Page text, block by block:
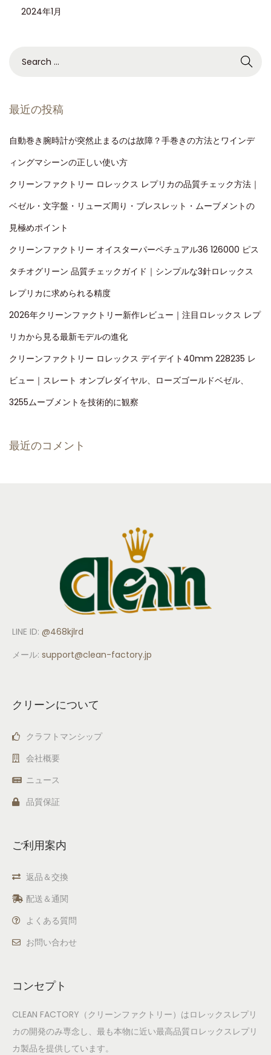
2024年1月
最近の投稿
自動巻き腕時計が突然止まるのは故障？手巻きの方法とワインデ
ィングマシーンの正しい使い方
クリーンファクトリー ロレックス レプリカの品質チェック方法｜
ベゼル・文字盤・リューズ周り・ブレスレット・ムーブメントの
見極めポイント
クリーンファクトリー オイスターパーペチュアル36 126000 ピス
タチオグリーン 品質チェックガイド｜シンプルな3針ロレックス
レプリカに求められる精度
2026年クリーンファクトリー新作レビュー｜注目ロレックス レプ
リカから見る最新モデルの進化
クリーンファクトリー ロレックス デイデイト40mm 228235 レ
ビュー｜スレート オンブレダイヤル、ローズゴールドベゼル、
3255ムーブメントを技術的に観察
最近のコメント
LINE ID: @468kjlrd
メール: support@clean-factory.jp
クリーンについて
クラフトマンシップ
会社概要
ニュース
品質保証
ご利用案内
返品＆交換
配送＆通関
よくある質問
お問い合わせ
コンセプト
CLEAN FACTORY（クリーンファクトリー）はロレックスレプリ
カの開発のみ専念し、最も本物に近い最高品質ロレックスレプリ
カ製品を提供しています。